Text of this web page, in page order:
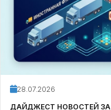
28.07.2026
ДАЙДЖЕСТ НОВОСТЕЙ